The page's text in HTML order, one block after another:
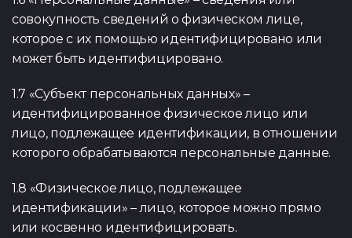
совокупность сведений о физическом лице,
которое с их помощью идентифицировано или
может быть идентифицировано.
1.7 «Субъект персональных данных» –
идентифицированное физическое лицо или
лицо, подлежащее идентификации, в отношении
которого обрабатываются персональные данные.
1.8 «Физическое лицо, подлежащее
идентификации» – лицо, которое можно прямо
или косвенно идентифицировать.